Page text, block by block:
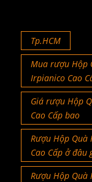
Tp.HCM
Mua rượu Hộp
Irpianico Cao
Giá rượu Hộp
Cao Cấp bao
Rượu Hộp
Cao Cấp ở đâu
Rượu Hộp